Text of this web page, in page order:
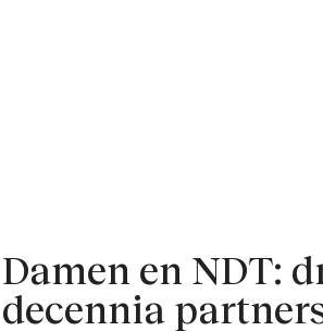
Damen en NDT:
decennia